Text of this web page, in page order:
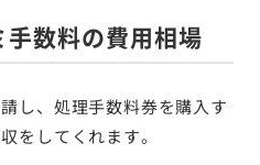
数料の費用相場
し、処理手数料券を購入す
をしてくれます。